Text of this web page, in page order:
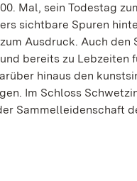
Mal, sein Todestag
sichtbare Spuren
Ausdruck. Auch
bereits zu Lebzeiten
hinaus den
Im Schloss
Sammelleidenschaft